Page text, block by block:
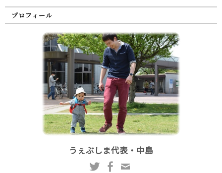
プロフィール
うぇぶしま代表・中島